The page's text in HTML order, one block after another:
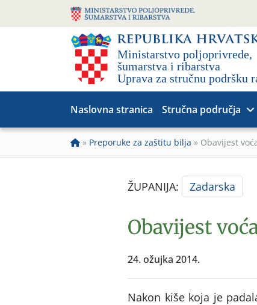
Naslovna stranica Stručna područja
» Preporuke za zaštitu bilja » Obavijest
ŽUPANIJA: Zadarska
Obavijest
24. ožujka 2014.
Nakon kiše koja je